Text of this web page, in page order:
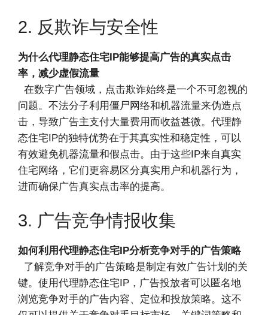
2. 反欺诈与安全性
为什么代理静态住宅IP能够提高广告的真实点击
率，减少虚假流量
在数字广告领域，点击欺诈始终是一个不可忽视的
问题。不法分子利用僵尸网络和机器流量来伪造点
击，导致广告主支付大量费用而收益甚微。代理静
态住宅IP的独特优势在于其真实性和稳定性，可以
有效避免机器流量和假点击。由于这些IP来自真实
住宅网络，它们更容易区分真实用户和机器行为，
进而确保广告真实点击率的提高。
3. 广告竞争情报收集
如何利用代理静态住宅IP分析竞争对手的广告策略
了解竞争对手的广告策略是制定有效广告计划的关
键。使用代理静态住宅IP，广告投放者可以匿名地
浏览竞争对手的广告内容、定位和投放策略。这不